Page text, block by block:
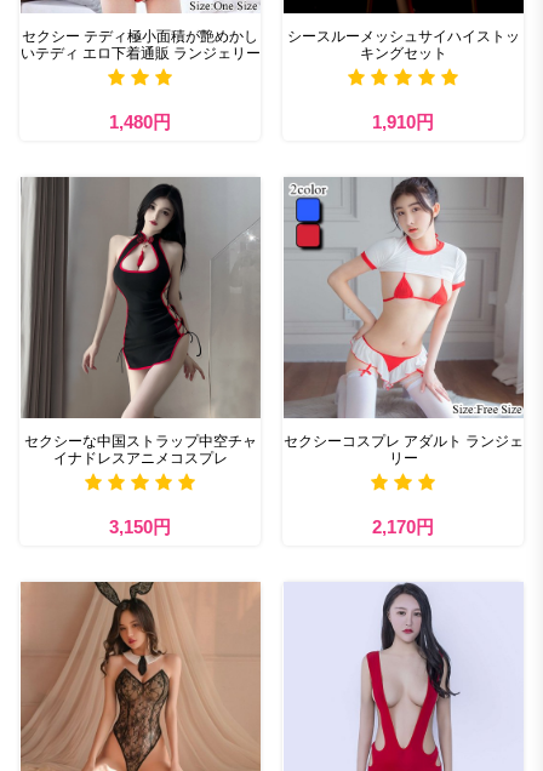
セクシー テディ極小面積が艶めかし
いテディ エロ下着通販 ランジェリー
1,480円
シースルーメッシュサイハイストッ
キングセット
1,910円
セクシーな中国ストラップ中空チャ
イナドレスアニメコスプレ
3,150円
セクシーコスプレ アダルト ランジェ
リー
2,170円